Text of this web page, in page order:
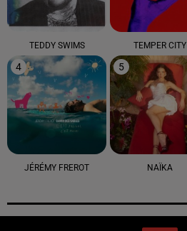
TEDDY SWIMS TEMPER CITY
4
JÉRÉMY FREROT
5
NAÏKA